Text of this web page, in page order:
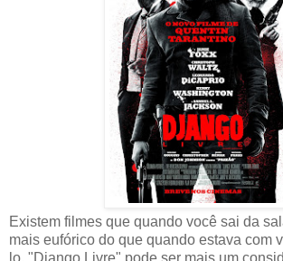
Existem filmes que quando você sai da
mais eufórico do que quando estava com
lo. "Django Livre" pode ser mais um